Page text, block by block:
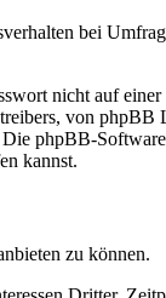
bei
nicht auf
von
phpBB-
kannst.
zu können.